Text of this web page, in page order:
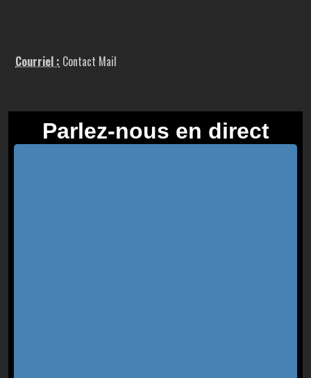
Courriel : Contact Mail